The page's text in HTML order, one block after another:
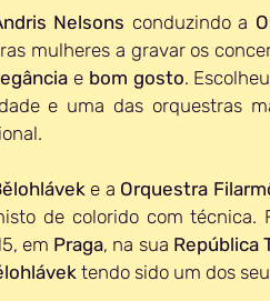
Nelsons conduzindo a
mulheres a gravar os
e bom gosto.
e uma das orquestras
e a Orquestra
de colorido com técnica.
em Praga, na sua República
tendo sido um dos